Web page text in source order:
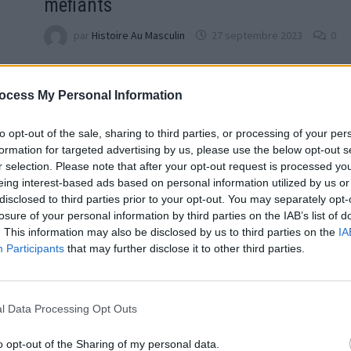
My Personal Information
opt-out of the sale, sharing to third parties, or processing of your
for targeted advertising by us, please use the below opt-out
selection. Please note that after your opt-out request is processed
interest-based ads based on personal information utilized by us
to third parties prior to your opt-out. You may separately
of your personal information by third parties on the IAB’s list of
This information may also be disclosed by us to third parties on the
Participants that may further disclose it to other third parties.
Data Processing Opt Outs
opt-out of the Sharing of my personal data.
méfiants
par Histoire Au Masculin 27 septembre 2023 0
En astrologie, la personnalité et les traits de
sont souvent attribués aux signes du zodiaque. Parmi
considérablement …